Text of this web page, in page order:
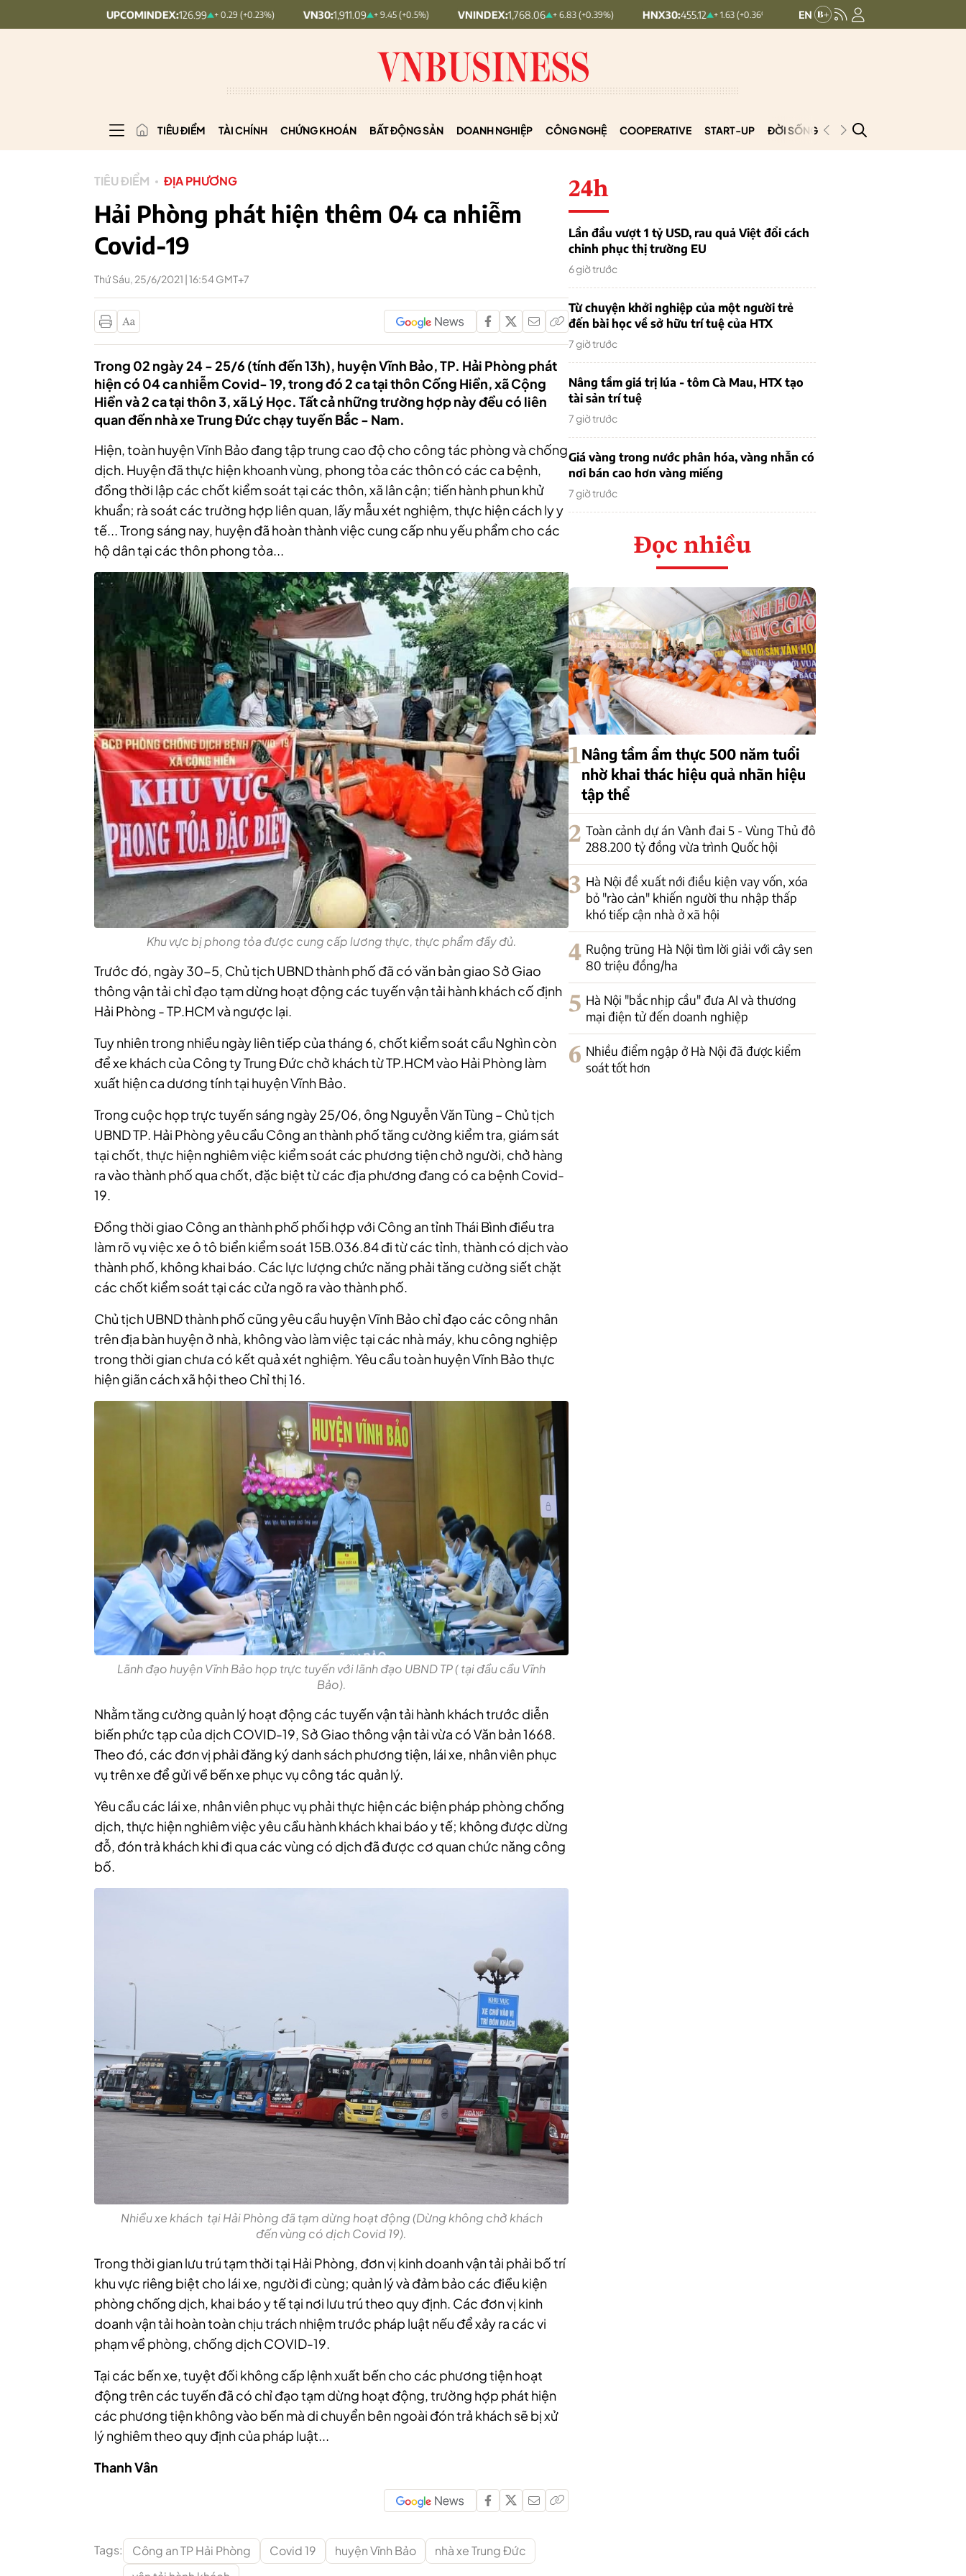
UPCOMINDEX:126.99 + 0.29 (+0.23%) VN30:1,911.09 + 9.45 (+0.5%) VNINDEX: 1,768.06 + 6.83 (+0.39%) HNX30:455.12 + 1.63 (+0.36%) HNXINDEX: 293.44 + 0.25 (+0.09%)
TIÊU ĐIỂM TÀI CHÍNH CHỨNG KHOÁN BẤT ĐỘNG SẢN DOANH NGHIỆP CÔNG NGHỆ COOPERATIVE START-UP ĐỜI SỐNG PODCAST
TIÊU ĐIỂM ĐỊA PHƯƠNG
Hải Phòng phát hiện thêm 04 ca nhiễm
Covid-19
Thứ Sáu, 25/6/2021 | 16:54 GMT+7
Trong 02 ngày 24 - 25/6 (tính đến 13h), huyện Vĩnh Bảo, TP. Hải Phòng phát
hiện có 04 ca nhiễm Covid- 19, trong đó 2 ca tại thôn Cống Hiền, xã Cộng
Hiền và 2 ca tại thôn 3, xã Lý Học. Tất cả những trường hợp này đều có liên
quan đến nhà xe Trung Đức chạy tuyến Bắc - Nam.
Hiện, toàn huyện Vĩnh Bảo đang tập trung cao độ cho công tác phòng và chống
dịch. Huyện đã thực hiện khoanh vùng, phong tỏa các thôn có các ca bệnh,
đồng thời lập các chốt kiểm soát tại các thôn, xã lân cận; tiến hành phun khử
khuẩn; rà soát các trường hợp liên quan, lấy mẫu xét nghiệm, thực hiện cách ly y
tế... Trong sáng nay, huyện đã hoàn thành việc cung cấp nhu yếu phẩm cho các
hộ dân tại các thôn phong tỏa...
Khu vực bị phong tỏa được cung cấp lương thực, thực phẩm đầy đủ.
Trước đó, ngày 30-5, Chủ tịch UBND thành phố đã có văn bản giao Sở Giao
thông vận tải chỉ đạo tạm dừng hoạt động các tuyến vận tải hành khách cố định
Hải Phòng - TP.HCM và ngược lại.
Tuy nhiên trong nhiều ngày liên tiếp của tháng 6, chốt kiểm soát cầu Nghìn còn
để xe khách của Công ty Trung Đức chở khách từ TP.HCM vào Hải Phòng làm
xuất hiện ca dương tính tại huyện Vĩnh Bảo.
Trong cuộc họp trực tuyến sáng ngày 25/06, ông Nguyễn Văn Tùng – Chủ tịch
UBND TP. Hải Phòng yêu cầu Công an thành phố tăng cường kiểm tra, giám sát
tại chốt, thực hiện nghiêm việc kiểm soát các phương tiện chở người, chở hàng
ra vào thành phố qua chốt, đặc biệt từ các địa phương đang có ca bệnh Covid-
19.
Đồng thời giao Công an thành phố phối hợp với Công an tỉnh Thái Bình điều tra
làm rõ vụ việc xe ô tô biển kiểm soát 15B.036.84 đi từ các tỉnh, thành có dịch vào
thành phố, không khai báo. Các lực lượng chức năng phải tăng cường siết chặt
các chốt kiểm soát tại các cửa ngõ ra vào thành phố.
Chủ tịch UBND thành phố cũng yêu cầu huyện Vĩnh Bảo chỉ đạo các công nhân
trên địa bàn huyện ở nhà, không vào làm việc tại các nhà máy, khu công nghiệp
trong thời gian chưa có kết quả xét nghiệm. Yêu cầu toàn huyện Vĩnh Bảo thực
hiện giãn cách xã hội theo Chỉ thị 16.
Lãnh đạo huyện Vĩnh Bảo họp trực tuyến với lãnh đạo UBND TP ( tại đầu cầu Vĩnh
Bảo).
Nhằm tăng cường quản lý hoạt động các tuyến vận tải hành khách trước diễn
biến phức tạp của dịch COVID-19, Sở Giao thông vận tải vừa có Văn bản 1668.
Theo đó, các đơn vị phải đăng ký danh sách phương tiện, lái xe, nhân viên phục
vụ trên xe để gửi về bến xe phục vụ công tác quản lý.
Yêu cầu các lái xe, nhân viên phục vụ phải thực hiện các biện pháp phòng chống
dịch, thực hiện nghiêm việc yêu cầu hành khách khai báo y tế; không được dừng
đỗ, đón trả khách khi đi qua các vùng có dịch đã được cơ quan chức năng công
bố.
Nhiều xe khách tại Hải Phòng đã tạm dừng hoạt động (Dừng không chở khách
đến vùng có dịch Covid 19).
Trong thời gian lưu trú tạm thời tại Hải Phòng, đơn vị kinh doanh vận tải phải bố trí
khu vực riêng biệt cho lái xe, người đi cùng; quản lý và đảm bảo các điều kiện
phòng chống dịch, khai báo y tế tại nơi lưu trú theo quy định. Các đơn vị kinh
doanh vận tải hoàn toàn chịu trách nhiệm trước pháp luật nếu để xảy ra các vi
phạm về phòng, chống dịch COVID-19.
Tại các bến xe, tuyệt đối không cấp lệnh xuất bến cho các phương tiện hoạt
động trên các tuyến đã có chỉ đạo tạm dừng hoạt động, trường hợp phát hiện
các phương tiện không vào bến mà di chuyển bên ngoài đón trả khách sẽ bị xử
lý nghiêm theo quy định của pháp luật...
Thanh Vân
Tags: Công an TP Hải Phòng Covid 19 huyện Vĩnh Bảo
nhà xe Trung Đức
24h
Lần đầu vượt 1 tỷ USD, rau quả Việt đổi cách
chinh phục thị trường EU
6 giờ trước
Từ chuyện khởi nghiệp của một người trẻ
đến bài học về sở hữu trí tuệ của HTX
7 giờ trước
Nâng tầm giá trị lúa - tôm Cà Mau, HTX tạo
tài sản trí tuệ
7 giờ trước
Giá vàng trong nước phân hóa, vàng nhẫn có
nơi bán cao hơn vàng miếng
7 giờ trước
Đọc nhiều
1Nâng tầm ẩm thực 500 năm tuổi
nhờ khai thác hiệu quả nhãn hiệu
tập thể
2 Toàn cảnh dự án Vành đai 5 - Vùng Thủ đô
288.200 tỷ đồng vừa trình Quốc hội
3 Hà Nội đề xuất nới điều kiện vay vốn, xóa
bỏ "rào cản" khiến người thu nhập thấp
khó tiếp cận nhà ở xã hội
4 Ruộng trũng Hà Nội tìm lời giải với cây sen
80 triệu đồng/ha
5 Hà Nội "bắc nhịp cầu" đưa AI và thương
mại điện tử đến doanh nghiệp
6 Nhiều điểm ngập ở Hà Nội đã được kiểm
soát tốt hơn